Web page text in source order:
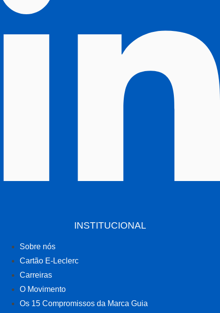
INSTITUCIONAL
Sobre nós
Cartão E-Leclerc
Carreiras
O Movimento
Os 15 Compromissos da Marca Guia